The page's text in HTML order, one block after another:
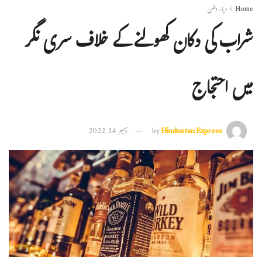
Home دیار وطن
شراب کی دکان کھولنے کے خلاف سری نگر
میں احتجاج
byHindustan Express دسمبر 14, 2022